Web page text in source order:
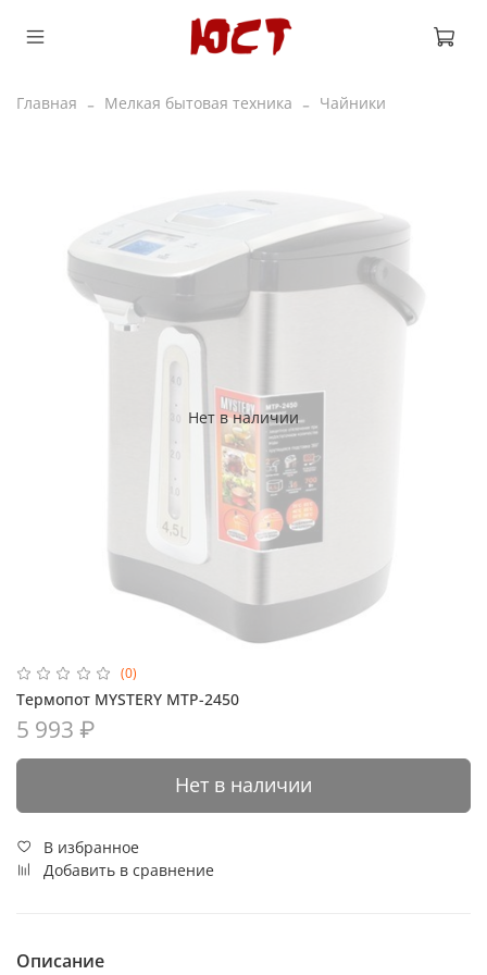
Главная Мелкая бытовая техника Чайники
Нет в наличии
(0)
Термопот MYSTERY MTP-2450
5 993 ₽
Нет в наличии
В избранное
Добавить в сравнение
Описание